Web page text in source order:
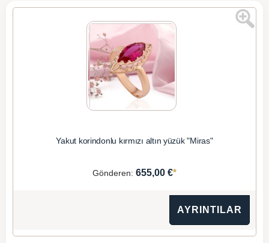
Yakut korindonlu kırmızı altın yüzük "Miras"
Gönderen: 655,00 €*
AYRINTILAR